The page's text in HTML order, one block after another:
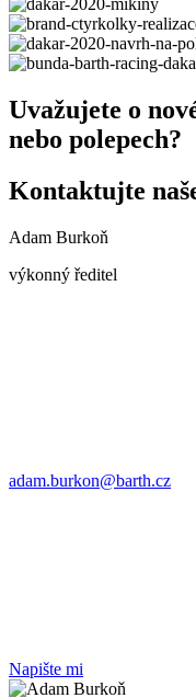
Uvažujete o
nebo polepech?
Kontaktujte
Adam Burkoň
výkonný ředitel
adam.burkon@barth.cz
Napište mi